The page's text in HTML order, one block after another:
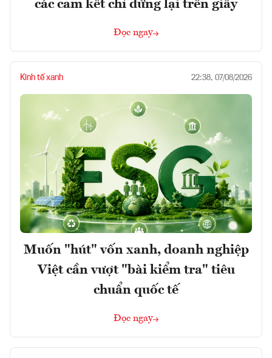
các cam kết chỉ dừng lại trên giấy
Đọc ngay
Kinh tế xanh 22:38, 07/08/2026
Muốn "hút" vốn xanh, doanh nghiệp
Việt cần vượt "bài kiểm tra" tiêu
chuẩn quốc tế
Đọc ngay